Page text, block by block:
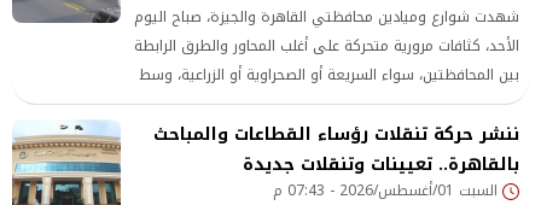
شهدت شوارع وميادين محافظتي القاهرة والجيزة، صباح اليوم
الأحد، كثافات مرورية متحركة على أغلب المحاور والطرق الرابطة
بين المحافظتين، سواء السريعة أو الصحراوية أو الزراعية، وسط
متابعة دقيقة من رجال المرور لـ الحالة المرورية.
ننشر حركة تنقلات رؤساء القطاعات والمباحث
بالقاهرة.. تعيينات وتنقلات جديدة
السبت 01/أغسطس/2026 - 07:43 م